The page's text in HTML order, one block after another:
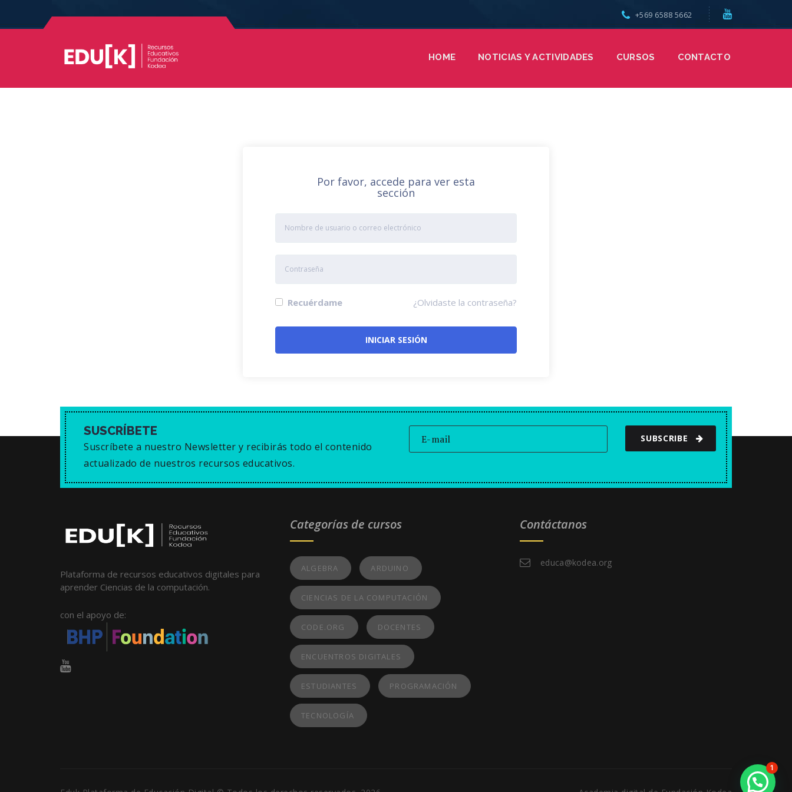
HOME NOTICIAS Y ACTIVIDADES CURSOS CONTACTO
+569 6588 5662
Por favor, accede para ver esta
sección
Recuérdame ¿Olvidaste la contraseña?
SUSCRÍBETE
Suscríbete a nuestro Newsletter y recibirás todo el contenido
actualizado de nuestros recursos educativos.
SUBSCRIBE
Plataforma de recursos educativos digitales para
aprender Ciencias de la computación.
con el apoyo de:
Categorías de cursos
ALGEBRA ARDUINO
CIENCIAS DE LA COMPUTACIÓN
CODE.ORG DOCENTES
ENCUENTROS DIGITALES
ESTUDIANTES PROGRAMACIÓN
TECNOLOGÍA
Contáctanos
educa@kodea.org
1